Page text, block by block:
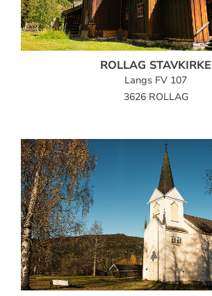
ROLLAG STAVKIRKE
Langs FV 107
3626 ROLLAG